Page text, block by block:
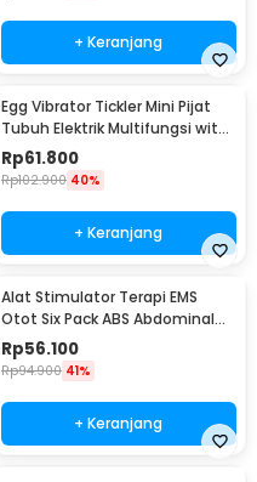
+ Keranjang
Egg Vibrator Tickler Mini Pijat
Tubuh Elektrik Multifungsi with
Remote - 11829
Rp61.800
Rp102.900 40%
+ Keranjang
Alat Stimulator Terapi EMS
Otot Six Pack ABS Abdominal
Muscle - 068R2
Rp56.100
Rp94.900 41%
+ Keranjang